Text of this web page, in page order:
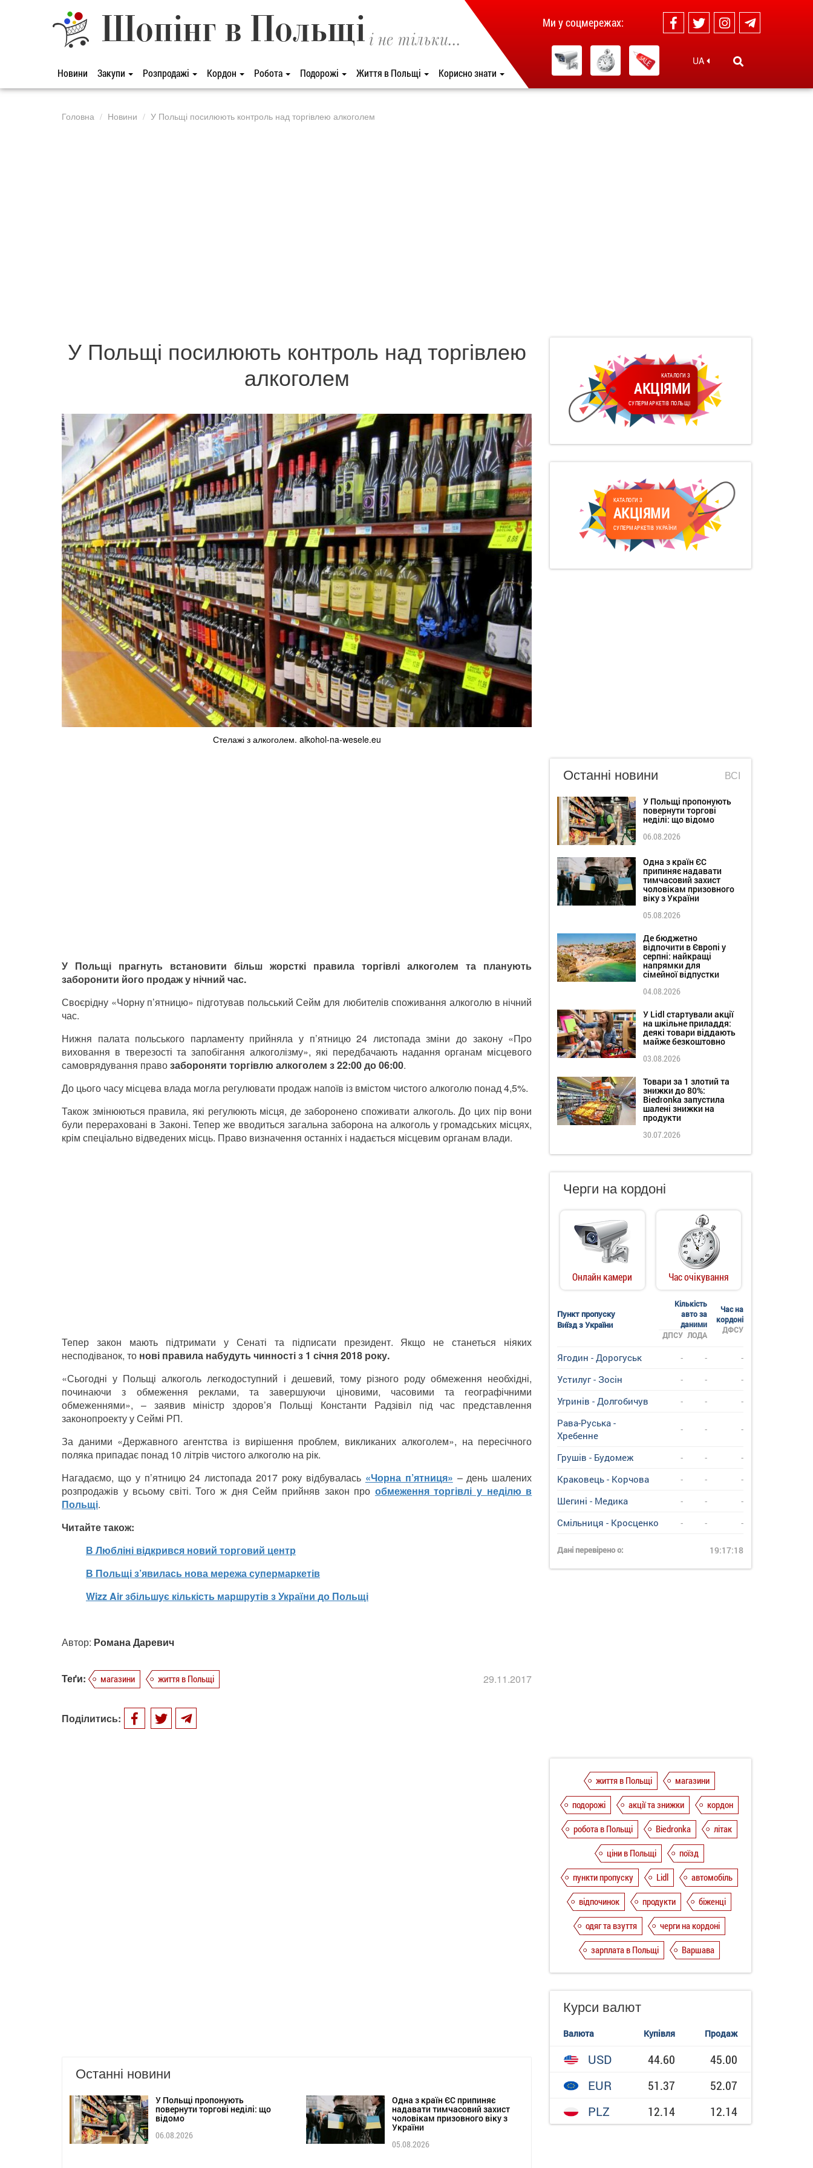
Шопінг в Польщі і не тільки...
Новини Закупи Розпродажі Кордон Робота Подорожі Життя в Польщі Корисно знати
Ми у соцмережах:
UA
Головна Новини У Польщі посилюють контроль над торгівлею алкоголем
У Польщі посилюють контроль над торгівлею
алкоголем
Стелажі з алкоголем. alkohol-na-wesele.eu
У Польщі прагнуть встановити більш жорсткі правила торгівлі алкоголем та планують
заборонити його продаж у нічний час.
Своєрідну «Чорну п’ятницю» підготував польський Сейм для любителів споживання алкоголю в нічний
час.
Нижня палата польського парламенту прийняла у п’ятницю 24 листопада зміни до закону «Про
виховання в тверезості та запобігання алкоголізму», які передбачають надання органам місцевого
самоврядування правозабороняти торгівлю алкоголем з 22:00 до 06:00.
До цього часу місцева влада могла регулювати продаж напоїв із вмістом чистого алкоголю понад 4,5%.
Також змінюються правила, які регулюють місця, де заборонено споживати алкоголь. До цих пір вони
були перераховані в Законі. Тепер же вводиться загальна заборона на алкоголь у громадських місцях,
крім спеціально відведених місць. Право визначення останніх і надається місцевим органам влади.
Тепер закон мають підтримати у Сенаті та підписати президент. Якщо не станеться ніяких
несподіванок, то нові правила набудуть чинності з 1 січня 2018 року.
«Сьогодні у Польщі алкоголь легкодоступний і дешевий, тому різного роду обмеження необхідні,
починаючи з обмеження реклами, та завершуючи ціновими, часовими та географічними
обмеженнями», – заявив міністр здоров’я Польщі Константи Радзівіл під час представлення
законопроекту у Сеймі РП.
За даними «Державного агентства із вирішення проблем, викликаних алкоголем», на пересічного
поляка припадає понад 10 літрів чистого алкоголю на рік.
Нагадаємо, що у п’ятницю 24 листопада 2017 року відбувалась «Чорна п’ятниця» – день шалених
розпродажів у всьому світі. Того ж дня Сейм прийняв закон про обмеження торгівлі у неділю в
Польщі.
Читайте також:
В Любліні відкрився новий торговий центр
В Польщі з’явилась нова мережа супермаркетів
Wizz Air збільшує кількість маршрутів з України до Польщі
Автор: Романа Даревич
Теґи: магазини життя в Польщі 29.11.2017
Поділитись:
Останні новини
У Польщі пропонують
повернути торгові неділі: що
відомо
06.08.2026
Одна з країн ЄС припиняє
надавати тимчасовий захист
чоловікам призовного віку з
України
05.08.2026
КАТАЛОГИ З
АКЦІЯМИ
СУПЕРМАРКЕТІВ ПОЛЬЩІ
КАТАЛОГИ З
АКЦІЯМИ
СУПЕРМАРКЕТІВ УКРАЇНИ
Останні новини ВСІ
У Польщі пропонують
повернути торгові
неділі: що відомо
06.08.2026
Одна з країн ЄС
припиняє надавати
тимчасовий захист
чоловікам призовного
віку з України
05.08.2026
Де бюджетно
відпочити в Європі у
серпні: найкращі
напрямки для
сімейної відпустки
04.08.2026
У Lidl стартували акції
на шкільне приладдя:
деякі товари віддають
майже безкоштовно
03.08.2026
Товари за 1 злотий та
знижки до 80%:
Biedronka запустила
шалені знижки на
продукти
30.07.2026
Черги на кордоні
Онлайн камери Час очікування
Пункт пропуску
Виїзд з України
Кількість
авто за
даними
Час на
кордоні
ДФСУ
ДПСУ ЛОДА
Ягодин - Дорогуськ - -
-
Устилуг - Зосін
- -
-
Угринiв - Долгобичув
- -
-
Рава-Руська -
Хребенне
- - -
Грушів - Будомеж - -
-
Краковець - Корчова
- -
-
Шегині - Медика
- -
-
Смільниця - Кросценко
- - -
Дані перевірено о: 19:17:18
життя в Польщі
магазини
подорожі
акції та знижки
кордон
робота в Польщі
Biedronka
літак
ціни в Польщі
поїзд
пункти пропуску
Lidl
автомобіль
відпочинок
продукти
біженці
одяг та взуття
черги на кордоні
зарплата в Польщі
Варшава
Курси валют
Валюта Купівля Продаж
USD 44.60
45.00
EUR
51.37
52.07
PLZ
12.14 12.14